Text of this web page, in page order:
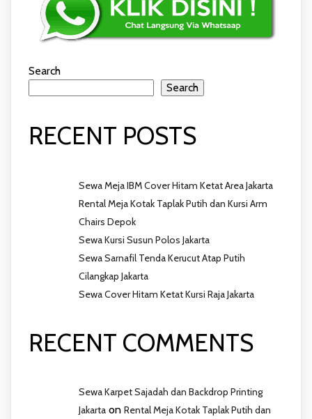
Search
Search
RECENT POSTS
Sewa Meja IBM Cover Hitam Ketat Area Jakarta
Rental Meja Kotak Taplak Putih dan Kursi Arm
Chairs Depok
Sewa Kursi Susun Polos Jakarta
Sewa Sarnafil Tenda Kerucut Atap Putih
Cilangkap Jakarta
Sewa Cover Hitam Ketat Kursi Raja Jakarta
RECENT COMMENTS
Sewa Karpet Sajadah dan Backdrop Printing
Jakarta on Rental Meja Kotak Taplak Putih dan